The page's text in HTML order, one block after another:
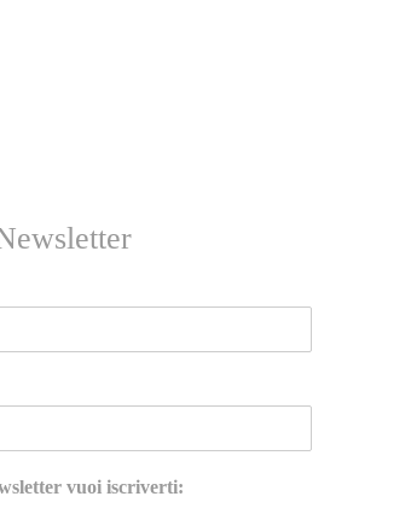
vuoi iscriverti: